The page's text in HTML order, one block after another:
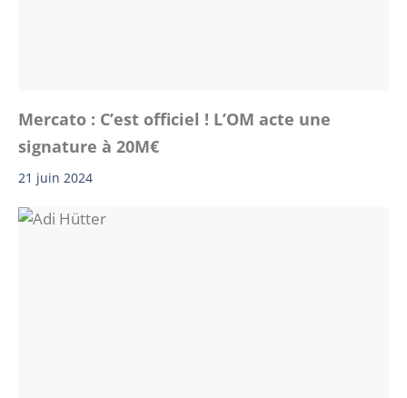
Mercato : C’est officiel ! L’OM acte une
signature à 20M€
21 juin 2024